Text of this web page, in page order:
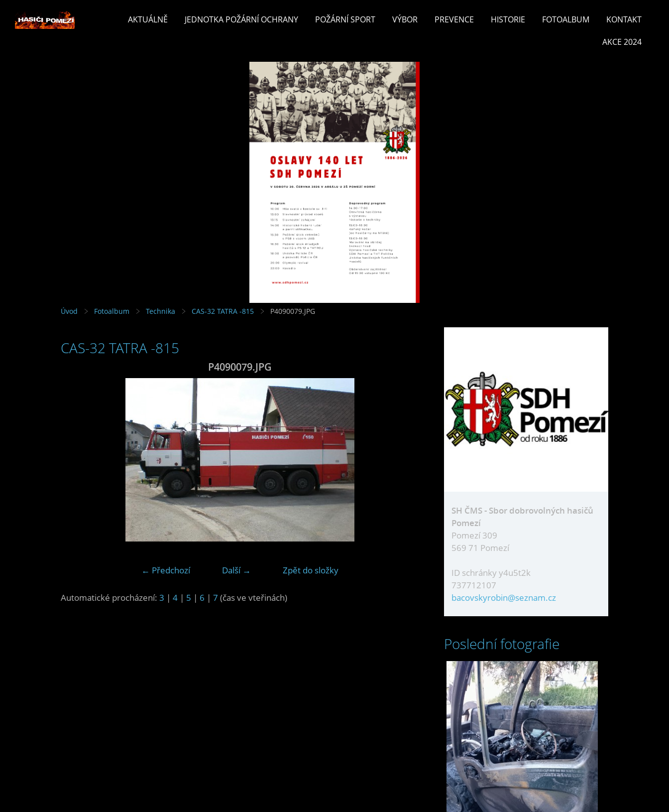
AKTUÁLNĚ JEDNOTKA POŽÁRNÍ OCHRANY POŽÁRNÍ SPORT VÝBOR PREVENCE HISTORIE FOTOALBUM KONTAKT
AKCE 2024
Úvod Fotoalbum Technika CAS-32 TATRA -815 P4090079.JPG
CAS-32 TATRA -815
P4090079.JPG
← Předchozí Další → Zpět do složky
Automatické procházení: 3 | 4 | 5 | 6 | 7 (čas ve vteřinách)
SH ČMS - Sbor dobrovolných hasičů
Pomezí
Pomezí 309
569 71 Pomezí
ID schránky y4u5t2k
737712107
bacovskyrobin@seznam.cz
Poslední fotografie